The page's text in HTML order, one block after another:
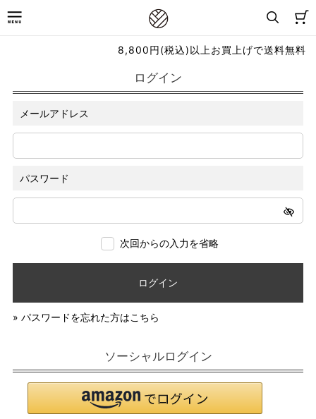
8,800円(税込)以上お買上げで送料無料
ログイン
メールアドレス
パスワード
次回からの入力を省略
ログイン
» パスワードを忘れた方はこちら
ソーシャルログイン